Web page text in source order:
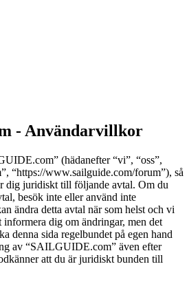
- Användarvillkor
(hädanefter “vi”, “oss”,
“https://www.sailguide.com/forum”), så
dig juridiskt till följande avtal. Om du
besök inte eller använd inte
ändra detta avtal när som helst och vi
dig om ändringar, men det
denna sida regelbundet på egen hand
av “SAILGUIDE.com” även efter
att du är juridiskt bunden till